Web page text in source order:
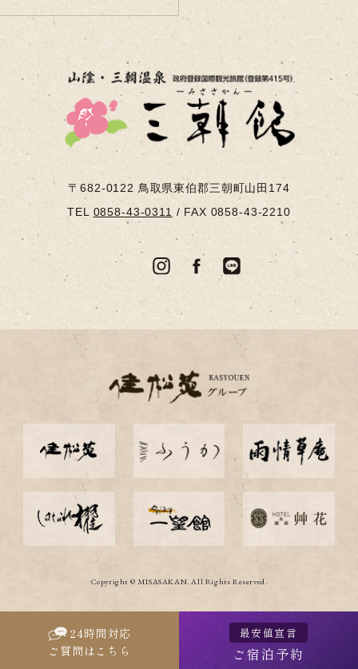
〒682-0122 鳥取県東伯郡三朝町山田174
TEL 0858-43-0311 /FAX 0858-43-2210
Copyright © MISASAKAN. All Rights Reserved.
24時間対応
ご質問はこちら
最安値宣言
ご宿泊予約